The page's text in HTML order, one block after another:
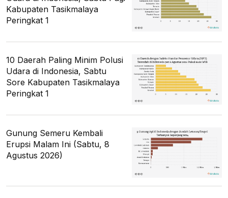
Kabupaten Tasikmalaya
Peringkat 1
10 Daerah Paling Minim Polusi
Udara di Indonesia, Sabtu
Sore Kabupaten Tasikmalaya
Peringkat 1
Gunung Semeru Kembali
Erupsi Malam Ini (Sabtu, 8
Agustus 2026)